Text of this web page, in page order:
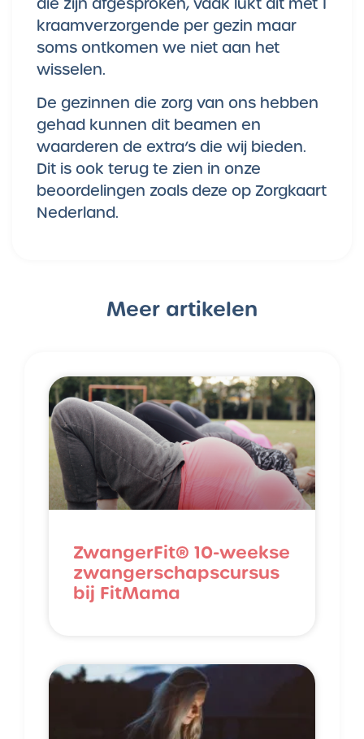
kraamverzorgende per gezin maar
soms ontkomen we niet aan het
wisselen.
De gezinnen die zorg van ons hebben
gehad kunnen dit beamen en
waarderen de extra’s die wij bieden.
Dit is ook terug te zien in onze
beoordelingen zoals deze op Zorgkaart
Nederland.
Meer artikelen
ZwangerFit® 10-weekse
zwangerschapscursus
bij FitMama